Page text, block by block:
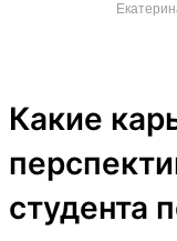
Какие
студента